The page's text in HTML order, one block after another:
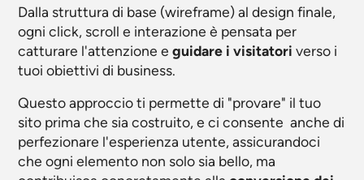
Dalla struttura di base (wireframe) al design finale,
ogni click, scroll e interazione è pensata per
catturare l'attenzione eguidare i visitatori verso i
tuoi obiettivi di business.
Questo approccio ti permette di "provare" il tuo
sito prima che sia costruito, e ci consente anche di
perfezionare l'esperienza utente, assicurandoci
che ogni elemento non solo sia bello, ma